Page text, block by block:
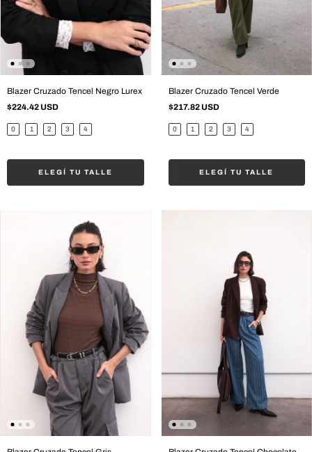
Blazer Cruzado Tencel Negro Lurex
$224.42 USD
0 1 2 3 4
ELEGÍ TU TALLE
Blazer Cruzado Tencel Verde
$217.82 USD
0 1 2 3 4
ELEGÍ TU TALLE